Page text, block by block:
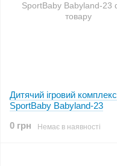
Дитячий ігровий комплекс
SportBaby Babyland-23
0 грн
Немає в наявності